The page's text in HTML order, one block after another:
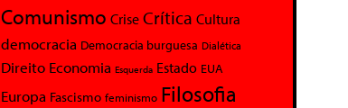
Comunismo Crise Crítica Cultura
democracia Democracia burguesa Dialética
Direito Economia Esquerda Estado EUA
Europa Fascismo feminismo Filosofia